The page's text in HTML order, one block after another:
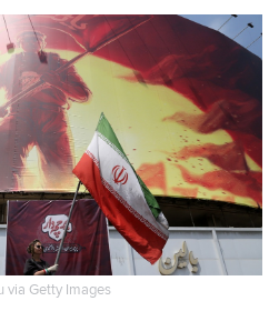
via Getty Images